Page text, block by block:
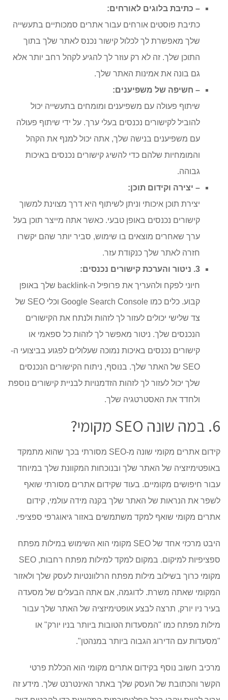
– כתיבת בלוגים לאורחים:
כתיבת פוסטים אורחים עבור אתרים סמכותיים בתעשייה
שלך מאפשרת לך לכלול קישור נכנס לאתר שלך בתוך
התוכן שלך. זה לא רק עוזר לך להגיע לקהל רחב יותר אלא
גם בונה את אמינות האתר שלך.
– חשיפה של משפיענים:
שיתוף פעולה עם משפיענים ומומחים בתעשייה יכול
להוביל לקישורים נכנסים בעלי ערך. על ידי שיתוף פעולה
עם משפיענים בנישה שלך, אתה יכול למנף את הקהל
והמומחיות שלהם כדי להשיג קישורים נכנסים באיכות
גבוהה.
– יצירה וקידום תוכן:
יצירת תוכן איכותי וניתן לשיתוף היא דרך מצוינת למשוך
קישורים נכנסים באופן טבעי. כאשר אתה מייצר תוכן בעל
ערך שאחרים מוצאים בו שימוש, סביר יותר שהם יקשרו
חזרה לאתר שלך כנקודת עזר.
3. ניטור והערכת קישורים נכנסים:
חיוני לפקח ולהעריך את פרופיל ה-backlink שלך באופן
קבוע. כלים כמו Google Search Console וכלי SEO של
צד שלישי יכולים לעזור לך לזהות ולנתח את הקישורים
הנכנסים שלך. ניטור מאפשר לך לזהות כל ספאמי או
קישורים נכנסים באיכות נמוכה שעלולים לפגוע בביצועי ה-
SEO של האתר שלך. בנוסף, ניתוח הקישורים הנכנסים
שלך יכול לעזור לך לזהות הזדמנויות לבניית קישורים נוספת
ולחדד את האסטרטגיה שלך.
6. במה שונה SEO מקומי?
קידום אתרים מקומי שונה מ-SEO מסורתי בכך שהוא מתמקד
באופטימיזציה של האתר שלך ובנוכחות המקוונת שלך במיוחד
עבור חיפושים מקומיים. בעוד שקידום אתרים מסורתי שואף
לשפר את הנראות של האתר שלך בקנה מידה עולמי, קידום
אתרים מקומי שואף למקד משתמשים באזור גיאוגרפי ספציפי.
היבט מרכזי אחד של SEO מקומי הוא השימוש במילות מפתח
ספציפיות למיקום. במקום למקד למילות מפתח רחבות, SEO
מקומי כרוך בשילוב מילות מפתח הרלוונטיות לעסק שלך ולאזור
המקומי שאתה משרת. לדוגמה, אם אתה הבעלים של מסעדה
בעיר ניו יורק, תרצה לבצע אופטימיזציה של האתר שלך עבור
מילות מפתח כמו "המסעדות הטובות ביותר בניו יורק" או
"מסעדות עם הדירוג הגבוה ביותר במנהטן".
מרכיב חשוב נוסף בקידום אתרים מקומי הוא הכללת פרטי
הקשר והכתובת של העסק שלך באתר האינטרנט שלך. מידע זה